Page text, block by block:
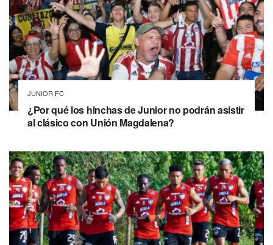
JUNIOR FC
¿Por qué los hinchas de Junior no podrán asistir
al clásico con Unión Magdalena?